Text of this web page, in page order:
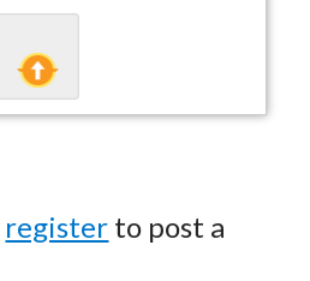
register to post a